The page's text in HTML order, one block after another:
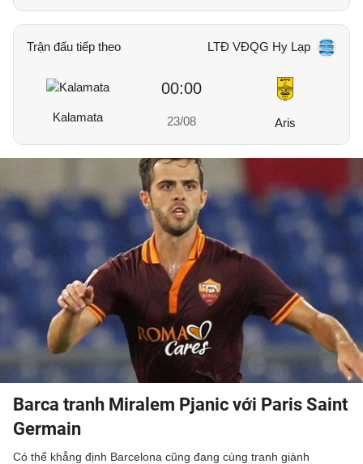
Trận đấu tiếp theo LTĐ VĐQG Hy Lạp
Kalamata
00:00
23/08 Aris
Barca tranh Miralem Pjanic với Paris Saint
Germain
Có thể khẳng định Barcelona cũng đang cùng tranh giành